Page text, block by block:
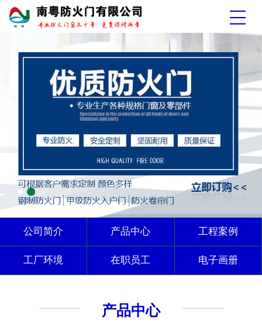
公司简介 产品中心 工程案例
工厂环境 在职员工 电子画册
产品中心